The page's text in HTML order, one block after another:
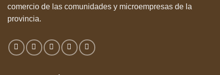
comercio de las comunidades y microempresas de la
provincia.